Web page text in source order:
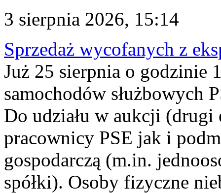
3 sierpnia 2026, 15:14
Sprzedaż wycofanych z
Już 25 sierpnia o godzinie
samochodów służbowych
Do udziału w aukcji (drugi
pracownicy PSE jak i
gospodarczą (m.in.
spółki). Osoby fizyczne